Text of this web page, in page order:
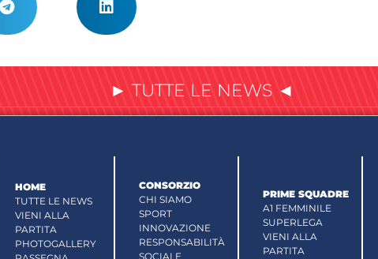
► TUTTE LE NEWS ◄
HOME
TUTTE LE NEWS
VIENI ALLA
PARTITA
PHOTOGALLERY
CONSORZIO
CHI SIAMO
SPORT
INNOVAZIONE
RESPONSABILITÀ
SOCIALE
PRIME SQUADRE
A1 FEMMINILE
SUPERLEGA
VIENI ALLA
PARTITA